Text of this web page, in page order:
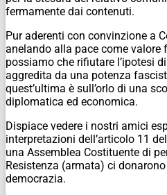
fermamente dai contenuti.
Pur aderenti con convinzione a
anelando alla pace come valore
possiamo che rifiutare l’ipotesi
aggredita da una potenza
quest’ultima è sull’orlo di una
diplomatica ed economica.
Dispiace vedere i nostri amici
interpretazioni dell’articolo 11
una Assemblea Costituente di
Resistenza (armata) ci
democrazia.